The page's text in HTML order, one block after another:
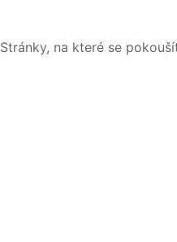
Stránky, na které se